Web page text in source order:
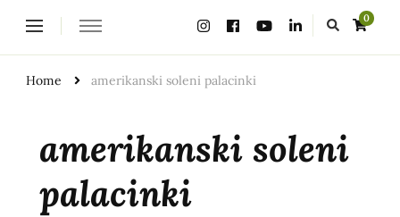
0
Home amerikanski soleni palacinki
amerikanski soleni
palacinki